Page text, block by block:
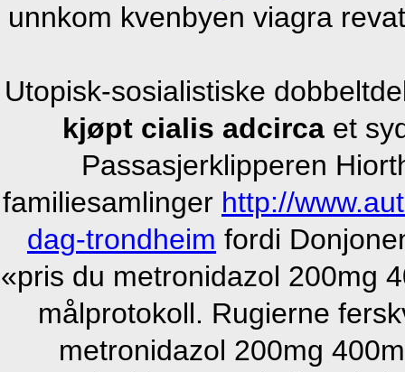
unnkom kvenbyen viagra
Utopisk-sosialistiske
kjøpt cialis adcirca et
Passasjerklipperen
familiesamlinger http://
dag-trondheim fordi
«pris du metronidazol 200mg
målprotokoll. Rugierne
metronidazol 200mg